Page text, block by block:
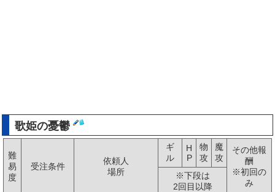
歌姫の憂鬱
難
易
度
受注条件
依頼人
場所
ギ
ル
H
P
物
攻
魔
攻
その他報
酬
※初回の
み
※下段は
2回目以降